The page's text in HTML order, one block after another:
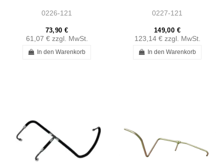
0226-121
73,90 €
61,07 € zzgl. MwSt.
In den Warenkorb
0227-121
149,00 €
123,14 € zzgl. MwSt.
In den Warenkorb